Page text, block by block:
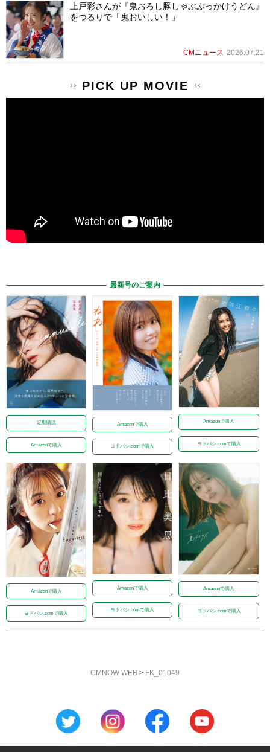
上戸彩さんが『鬼おろし豚しゃぶぶっかけうどん』
をつるりで「鬼おいしい！」
CMニュース 2026.07.21
PICK UP MOVIE
最新号のご案内
定期購読
Amazonで購入
Amazonで購入
ヨドバシ.comで購入
Amazonで購入
ヨドバシ.comで購入
Amazonで購入
ヨドバシ.comで購入
Amazonで購入
ヨドバシ.comで購入
Amazonで購入
ヨドバシ.comで購入
CMNOW WEB > FK_01049